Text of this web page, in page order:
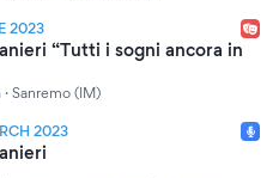
2023
“Tutti i sogni ancora in
· Sanremo (IM)
2023